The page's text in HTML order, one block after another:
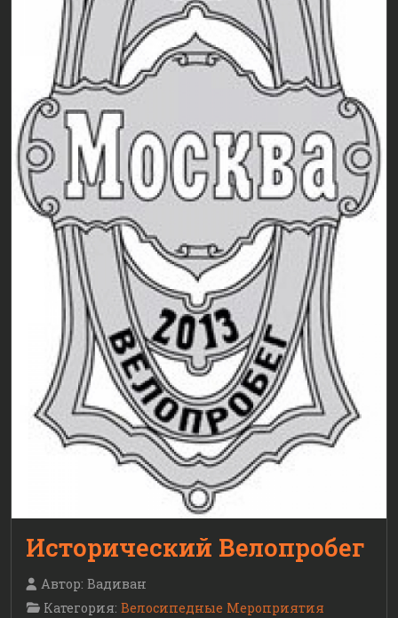
Исторический Велопробег
Автор: Вадиван
Категория: Велосипедные Мероприятия